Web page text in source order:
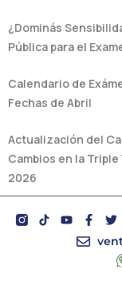
¿Dominás
Pública para el
Calendario de
Fechas de Abril
Actualización del
Cambios en la
2026
Y
o
F
a
c
T
w
i